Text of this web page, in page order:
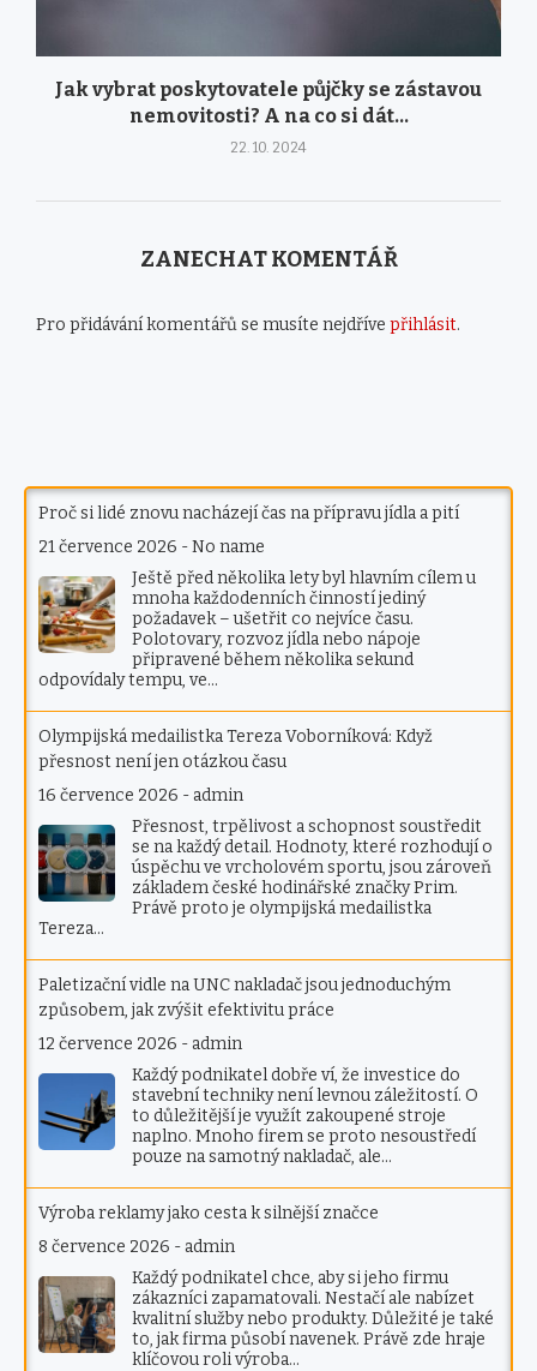
Jak vybrat poskytovatele půjčky se zástavou
nemovitosti? A na co si dát...
22. 10. 2024
ZANECHAT KOMENTÁŘ
Pro přidávání komentářů se musíte nejdříve přihlásit.
Proč si lidé znovu nacházejí čas na přípravu jídla a pití
21 července 2026 -No name
Ještě před několika lety byl hlavním cílem u
mnoha každodenních činností jediný
požadavek – ušetřit co nejvíce času.
Polotovary, rozvoz jídla nebo nápoje
připravené během několika sekund
odpovídaly tempu, ve…
Olympijská medailistka Tereza Voborníková: Když
přesnost není jen otázkou času
16 července 2026 - admin
Přesnost, trpělivost a schopnost soustředit
se na každý detail. Hodnoty, které rozhodují o
úspěchu ve vrcholovém sportu, jsou zároveň
základem české hodinářské značky Prim.
Právě proto je olympijská medailistka
Tereza…
Paletizační vidle na UNC nakladač jsou jednoduchým
způsobem, jak zvýšit efektivitu práce
12 července 2026 - admin
Každý podnikatel dobře ví, že investice do
stavební techniky není levnou záležitostí. O
to důležitější je využít zakoupené stroje
naplno. Mnoho firem se proto nesoustředí
pouze na samotný nakladač, ale…
Výroba reklamy jako cesta k silnější značce
8 července 2026 - admin
Každý podnikatel chce, aby si jeho firmu
zákazníci zapamatovali. Nestačí ale nabízet
kvalitní služby nebo produkty. Důležité je také
to, jak firma působí navenek. Právě zde hraje
klíčovou roli výroba…